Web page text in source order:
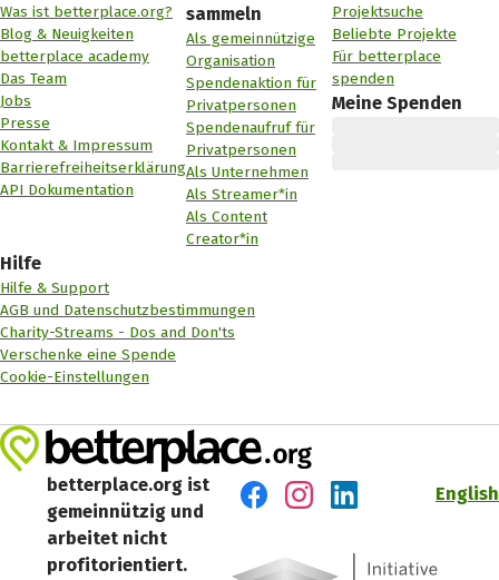
Was ist betterplace.org?
Blog & Neuigkeiten
betterplace academy
Das Team
Jobs
Presse
Kontakt & Impressum
Barrierefreiheitserklärung
API Dokumentation
sammeln
Als gemeinnützige
Organisation
Spendenaktion für
Privatpersonen
Spendenaufruf für
Privatpersonen
Als Unternehmen
Als Streamer*in
Als Content
Creator*in
Projektsuche
Beliebte Projekte
Für betterplace
spenden
Meine Spenden
Hilfe
Hilfe & Support
AGB und Datenschutzbestimmungen
Charity-Streams - Dos and Don'ts
Verschenke eine Spende
Cookie-Einstellungen
betterplace.org ist
gemeinnützig und
arbeitet nicht
profitorientiert.
English